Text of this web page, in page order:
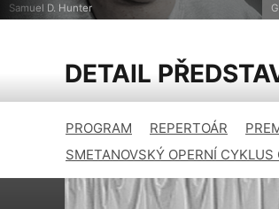
Samuel D. Hunter
DETAIL
PROGRAM REPERTOÁR
SMETANOVSKÝ OPERNÍ